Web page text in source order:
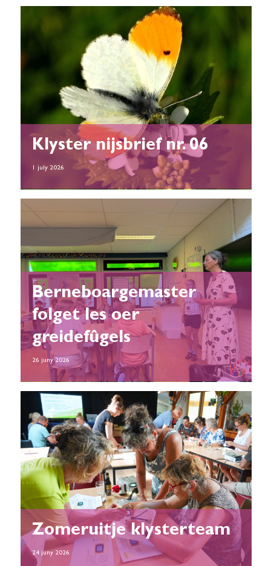
Klyster nijsbrief nr. 06
1 july 2026
Berneboargemaster
folget les oer
greidefûgels
26 juny 2026
Zomeruitje klysterteam
24 juny 2026